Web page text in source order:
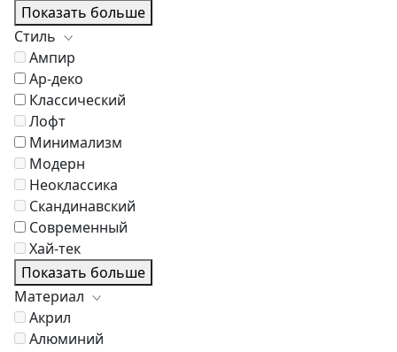
Показать больше
Стиль
Ампир
Ар-деко
Классический
Лофт
Минимализм
Модерн
Неоклассика
Скандинавский
Современный
Хай-тек
Показать больше
Материал
Акрил
Алюминий